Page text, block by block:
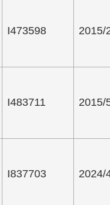
I473598 2015/
I483711 2015/
I837703 2024/